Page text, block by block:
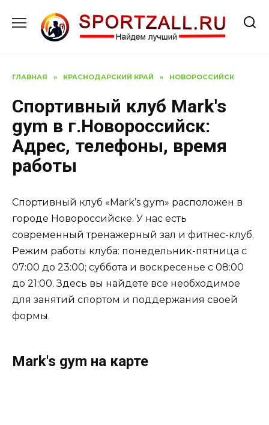
содержанию
ГЛАВНАЯ » КРАСНОДАРСКИЙ КРАЙ » НОВОРОССИЙСК
Спортивный клуб Mark's
gym в г.Новороссийск:
Адрес, телефоны, время
работы
Спортивный клуб «Mark’s gym» расположен в
городе Новороссийске. У нас есть
современный тренажерный зал и фитнес-клуб.
Режим работы клуба: понедельник-пятница с
07:00 до 23:00; суббота и воскресенье с 08:00
до 21:00. Здесь вы найдете все необходимое
для занятий спортом и поддержания своей
формы.
Mark's gym на карте